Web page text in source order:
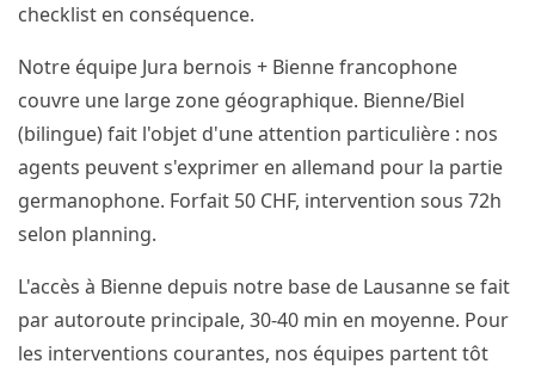
checklist en conséquence.
Notre équipe Jura bernois + Bienne francophone
couvre une large zone géographique. Bienne/Biel
(bilingue) fait l'objet d'une attention particulière : nos
agents peuvent s'exprimer en allemand pour la partie
germanophone. Forfait 50 CHF, intervention sous 72h
selon planning.
L'accès à Bienne depuis notre base de Lausanne se fait
par autoroute principale, 30-40 min en moyenne. Pour
les interventions courantes, nos équipes partent tôt